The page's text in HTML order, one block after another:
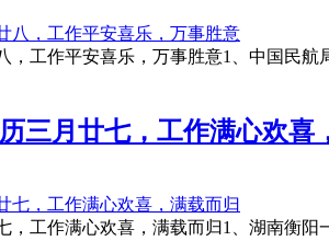
，工作平安喜乐，万事胜意1、中国民
三月廿七，工作满心欢喜
，工作满心欢喜，满载而归1、湖南衡